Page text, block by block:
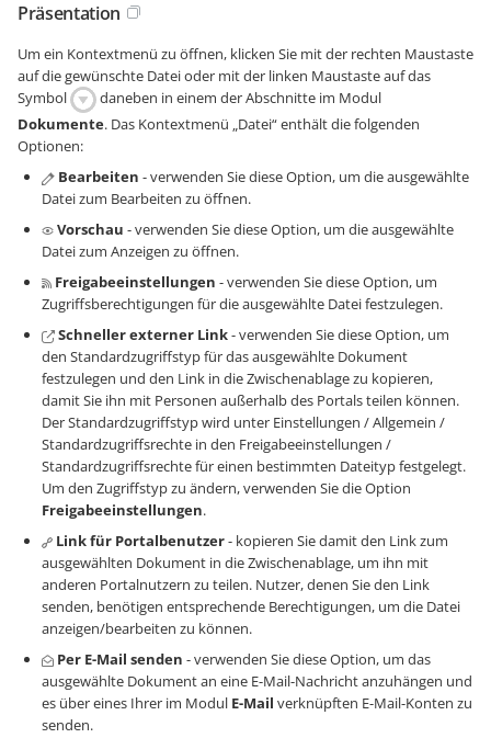
Präsentation
Um ein Kontextmenü zu öffnen, klicken Sie mit der rechten Maustaste
auf die gewünschte Datei oder mit der linken Maustaste auf das
Symbol
daneben in einem der Abschnitte im Modul
Dokumente. Das Kontextmenü „Datei“ enthält die folgenden
Optionen:
Bearbeiten - verwenden Sie diese Option, um die ausgewählte
Datei zum Bearbeiten zu öffnen.
Vorschau - verwenden Sie diese Option, um die ausgewählte
Datei zum Anzeigen zu öffnen.
Freigabeeinstellungen - verwenden Sie diese Option, um
Zugriffsberechtigungen für die ausgewählte Datei festzulegen.
Schneller externer Link- verwenden Sie diese Option, um
den Standardzugriffstyp für das ausgewählte Dokument
festzulegen und den Link in die Zwischenablage zu kopieren,
damit Sie ihn mit Personen außerhalb des Portals teilen können.
Der Standardzugriffstyp wird unter Einstellungen / Allgemein /
Standardzugriffsrechte in den Freigabeeinstellungen /
Standardzugriffsrechte für einen bestimmten Dateityp festgelegt.
Um den Zugriffstyp zu ändern, verwenden Sie die Option
Freigabeeinstellungen.
Link für Portalbenutzer- kopieren Sie damit den Link zum
ausgewählten Dokument in die Zwischenablage, um ihn mit
anderen Portalnutzern zu teilen. Nutzer, denen Sie den Link
senden, benötigen entsprechende Berechtigungen, um die Datei
anzeigen/bearbeiten zu können.
Per E-Mail senden - verwenden Sie diese Option, um das
ausgewählte Dokument an eine E-Mail-Nachricht anzuhängen und
es über eines Ihrer im Modul E-Mail verknüpften E-Mail-Konten zu
senden.